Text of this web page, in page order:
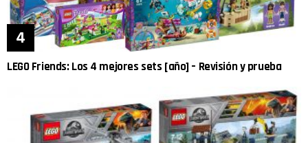
LEGO Friends: Los 4 mejores sets [año] – Revisión y prueba